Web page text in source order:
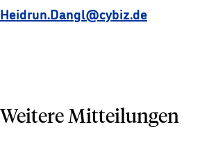
Heidrun.Dangl@cybiz.de
Weitere Mitteilungen